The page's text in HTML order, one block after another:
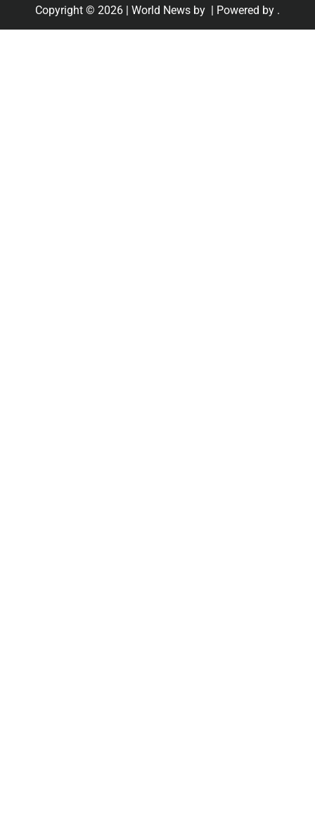
Copyright © 2026 | World News by | Powered by .